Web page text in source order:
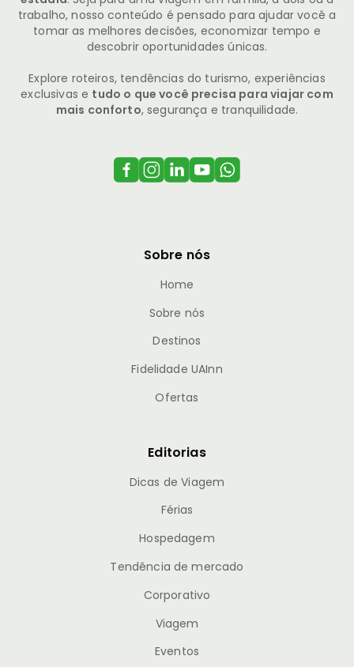
trabalho, nosso conteúdo é pensado para ajudar você a
tomar as melhores decisões, economizar tempo e
descobrir oportunidades únicas.
Explore roteiros, tendências do turismo, experiências
exclusivas e tudo o que você precisa para viajar com
mais conforto, segurança e tranquilidade.
Sobre nós
Home
Sobre nós
Destinos
Fidelidade UAInn
Ofertas
Editorias
Dicas de Viagem
Férias
Hospedagem
Tendência de mercado
Corporativo
Viagem
Eventos